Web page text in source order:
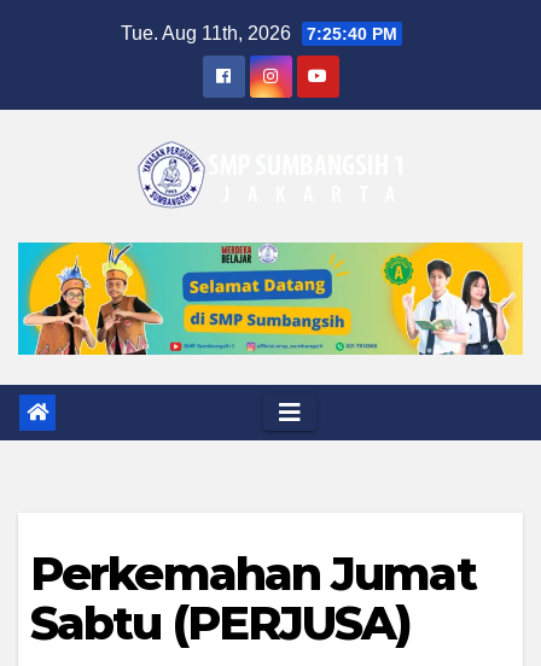
Tue. Aug 11th, 2026 7:25:41 PM
Perkemahan Jumat
Sabtu (PERJUSA)